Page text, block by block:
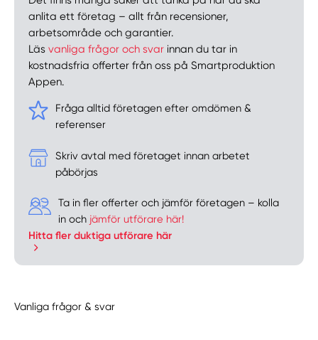
anlita ett företag – allt från recensioner,
arbetsområde och garantier.
Läsvanliga frågor och svar innan du tar in
kostnadsfria offerter från oss på Smartproduktion
Appen.
Fråga alltid företagen efter omdömen &
referenser
Skriv avtal med företaget innan arbetet
påbörjas
Ta in fler offerter och jämför företagen – kolla
in och jämför utförare här!
Hitta fler duktiga utförare här
Vanliga frågor & svar